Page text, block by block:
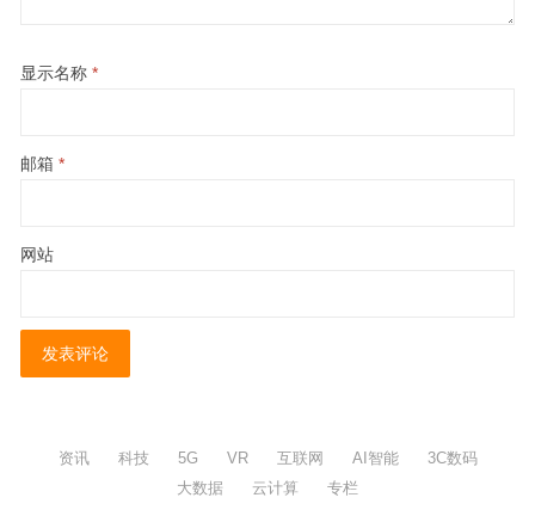
显示名称 *
邮箱 *
网站
资讯 科技 5G VR 互联网 AI智能
3C数码
大数据
云计算 专栏